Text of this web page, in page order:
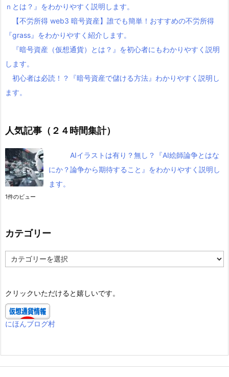
ｎとは？』をわかりやすく説明します。
【不労所得 web3 暗号資産】誰でも簡単！おすすめの不労所得
『grass』をわかりやすく紹介します。
『暗号資産（仮想通貨）とは？』を初心者にもわかりやすく説明
します。
初心者は必読！？『暗号資産で儲ける方法』わかりやすく説明し
ます。
人気記事（２４時間集計）
AIイラストは有り？無し？『AI絵師論争とはな
にか？論争から期待すること』をわかりやすく説明し
ます。
1件のビュー
カテゴリー
テ
ー
クリックいただけると嬉しいです。
にほんブログ村